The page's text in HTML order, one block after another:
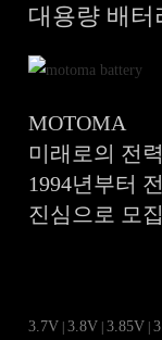
대용량 배터
MOTOMA
미래로의 전
1994년부터
진심으로 모
3.7V |3.8V |3.85V |